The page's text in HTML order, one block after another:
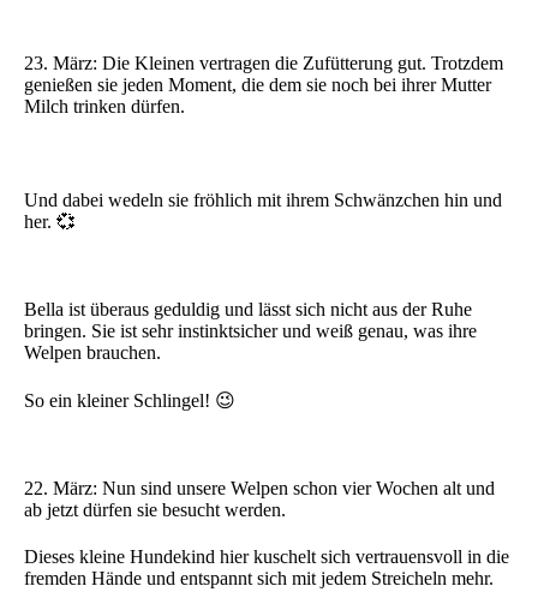
23. März: Die Kleinen vertragen die Zufütterung gut. Trotzdem
genießen sie jeden Moment, die dem sie noch bei ihrer Mutter
Milch trinken dürfen.
Und dabei wedeln sie fröhlich mit ihrem Schwänzchen hin und
her. 💞
Bella ist überaus geduldig und lässt sich nicht aus der Ruhe
bringen. Sie ist sehr instinktsicher und weiß genau, was ihre
Welpen brauchen.
So ein kleiner Schlingel! 😉
22. März: Nun sind unsere Welpen schon vier Wochen alt und
ab jetzt dürfen sie besucht werden.
Dieses kleine Hundekind hier kuschelt sich vertrauensvoll in die
fremden Hände und entspannt sich mit jedem Streicheln mehr.